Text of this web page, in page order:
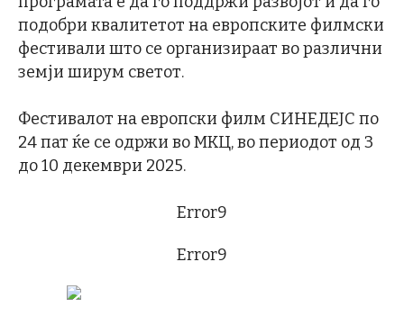
подобри квалитетот на европските филмски
фестивали што се организираат во различни
земји ширум светот.
Фестивалот на европски филм СИНЕДЕЈС по
24 пат ќе се одржи во МКЦ, во периодот од 3
до 10 декември 2025.
Error9
Error9